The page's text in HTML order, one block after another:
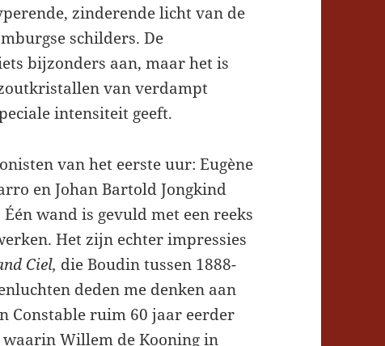
zinderende licht van de
schilders. De
bijzonders aan, maar het is
van verdampt
intensiteit geeft.
van het eerste uur: Eugène
en Johan Bartold Jongkind
wand is gevuld met een reeks
Het zijn echter impressies
Ciel, die Boudin tussen 1888-
deden me denken aan
Constable ruim 60 jaar eerder
waarin Willem de Kooning in